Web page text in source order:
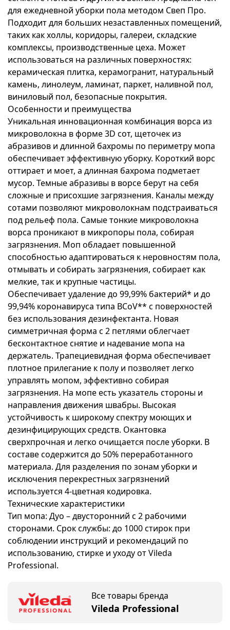
для ежедневной уборки пола методом Свеп Про.
Подходит для больших незаставленных помещений,
таких как холлы, коридоры, галереи, складские
комплексы, производственные цеха. Может
использоваться на различных поверхностях:
керамическая плитка, керамогранит, натуральный
камень, линолеум, ламинат, паркет, наливной пол,
виниловый пол, безопасные покрытия.
Особенности и преимущества
Уникальная инновационная комбинация ворса из
микроволокна в форме 3D сот, щеточек из
абразивов и длинной бахромы по периметру мопа
обеспечивает эффективную уборку. Короткий ворс
оттирает и моет, а длинная бахрома подметает
мусор. Темные абразивы в ворсе берут на себя
сложные и присохшие загрязнения. Каналы между
сотами позволяют микроволокнам подстраиваться
под рельеф пола. Самые тонкие микроволокна
ворса проникают в микропоры пола, собирая
загрязнения. Моп обладает повышенной
способностью адаптироваться к неровностям пола,
отмывать и собирать загрязнения, собирает как
мелкие, так и крупные частицы.
Обеспечивает удаление до 99,99% бактерий* и до
99,94% коронавируса типа BCoV** с поверхностей
без использования дезинфектанта. Новая
симметричная форма с 2 петлями облегчает
бесконтактное снятие и надевание мопа на
держатель. Трапециевидная форма обеспечивает
плотное прилегание к полу и позволяет легко
управлять мопом, эффективно собирая
загрязнения. На мопе есть указатель стороны и
направления движения швабры. Высокая
устойчивость к широкому спектру моющих и
дезинфицирующих средств. Окантовка
сверхпрочная и легко очищается после уборки. В
составе содержится до 50% переработанного
материала. Для разделения по зонам уборки и
исключения перекрестных загрязнений
используется 4-цветная кодировка.
Технические характеристики
Тип мопа: Дуо – двусторонний с 2 рабочими
сторонами. Срок службы: до 1000 стирок при
соблюдении инструкций и рекомендаций по
использованию, стирке и уходу от Vileda
Professional.
Все товары бренда
Vileda Professional